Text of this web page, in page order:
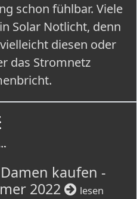
schon fühlbar. Viele
Solar Notlicht, denn
diesen oder
das Stromnetz
kaufen -
2022
lesen